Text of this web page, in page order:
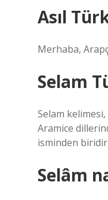
Asıl
Merhaba,
Selam
Selam
Aramice
isminden
Selâm